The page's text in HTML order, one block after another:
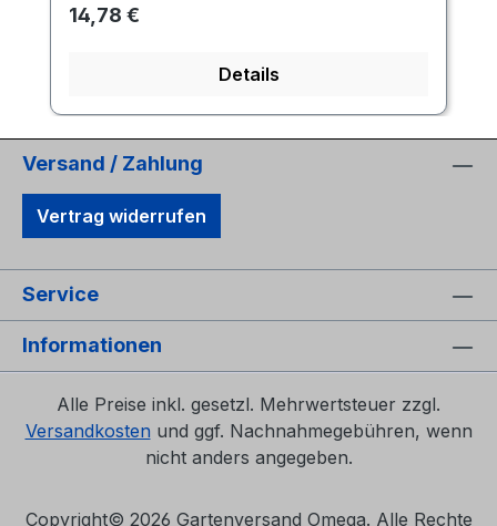
Regulärer Preis:
14,78 €
Details
Versand / Zahlung
Vertrag widerrufen
Service
Informationen
Alle Preise inkl. gesetzl. Mehrwertsteuer zzgl.
Versandkosten und ggf. Nachnahmegebühren, wenn
nicht anders angegeben.
Copyright© 2026 Gartenversand Omega. Alle Rechte